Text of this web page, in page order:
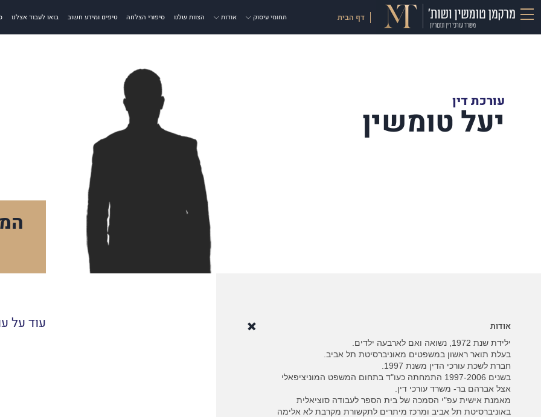
דף הבית תחומי עיסוק אודות הצוות שלנו סיפורי הצלחה טיפים ומידע חשוב בואו לעבוד אצלנו
עורכת דין
יעל טומשין
אודות
ילידת שנת 1972, נשואה ואם לארבעה ילדים.
בעלת תואר ראשון במשפטים מאוניברסיטת תל אביב.
חברת לשכת עורכי הדין משנת 1997.
בשנים 1997-2006 התמחתה כעו"ד בתחום המשפט המוניציפאלי
אצל אברהם בר- משרד עורכי דין.
מאמנת אישית עפ"י הסמכה של בית הספר לעבודה סוציאלית
באוניברסיטת תל אביב ומרכז מיתרים לתקשורת מקרבת לא אלימה
עוד על